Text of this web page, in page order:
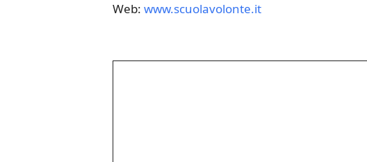
Web:www.scuolavolonte.it